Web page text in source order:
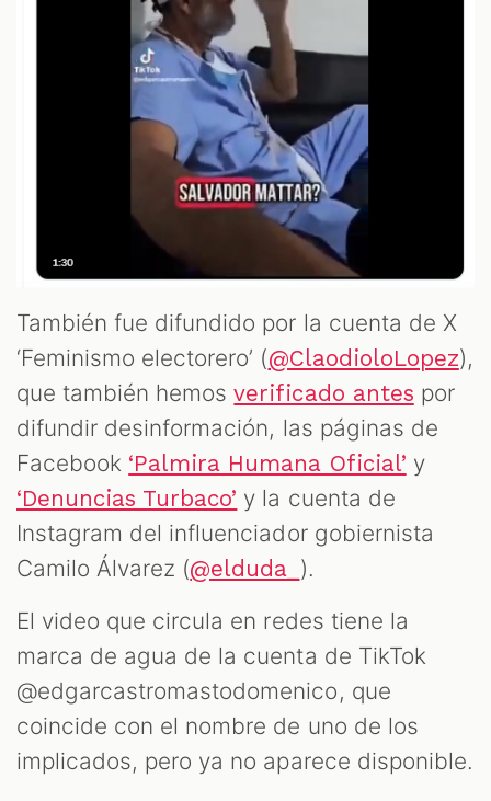
También fue difundido por la cuenta de X
‘Feminismo electorero’ (@ClaodioloLopez),
que también hemosverificado antes por
difundir desinformación, las páginas de
Facebook ‘Palmira Humana Oficial’ y
‘Denuncias Turbaco’ y la cuenta de
Instagram del influenciador gobiernista
Camilo Álvarez (@elduda_ ).
El video que circula en redes tiene la
marca de agua de la cuenta de TikTok
@edgarcastromastodomenico, que
coincide con el nombre de uno de los
implicados, pero ya no aparece disponible.